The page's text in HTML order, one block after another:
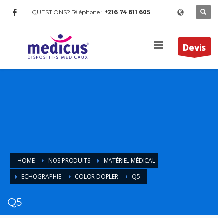
QUESTIONS? Téléphone : +216 74 611 605
Devis
HOME NOS PRODUITS
MATÉRIEL MÉDICAL
ECHOGRAPHIE
COLOR DOPLER Q5
Q5